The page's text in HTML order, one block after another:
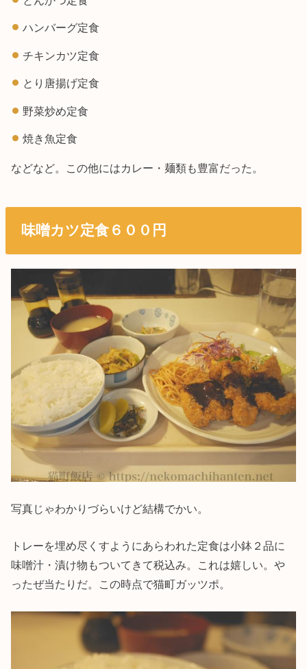
ハンバーグ定食
チキンカツ定食
とり唐揚げ定食
野菜炒め定食
焼き魚定食
などなど。この他にはカレー・麺類も豊富だった。
味噌カツ定食６００円
写真じゃわかりづらいけど結構でかい。
トレーを埋め尽くすようにあらわれた定食は小鉢２品に
味噌汁・漬け物もついてきて税込み。これは嬉しい。や
ったぜ当たりだ。この時点で猫町ガッツポ。